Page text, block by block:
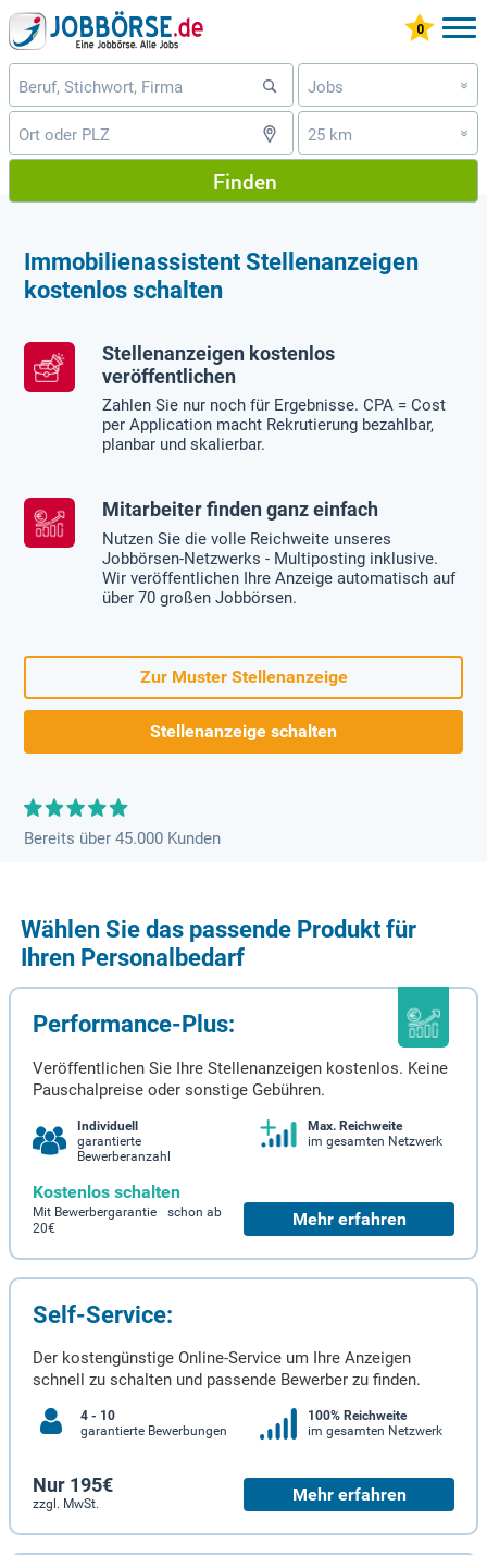
Jobs »
25 km »
Finden
Immobilienassistent Stellenanzeigen
kostenlos schalten
Stellenanzeigen kostenlos
veröffentlichen
Zahlen Sie nur noch für Ergebnisse. CPA = Cost
per Application macht Rekrutierung bezahlbar,
planbar und skalierbar.
Mitarbeiter finden ganz einfach
Nutzen Sie die volle Reichweite unseres
Jobbörsen-Netzwerks - Multiposting inklusive.
Wir veröffentlichen Ihre Anzeige automatisch auf
über 70 großen Jobbörsen.
Zur Muster Stellenanzeige
Stellenanzeige schalten
Bereits über 45.000 Kunden
Wählen Sie das passende Produkt für
Ihren Personalbedarf
Performance-Plus:
Veröffentlichen Sie Ihre Stellenanzeigen kostenlos. Keine
Pauschalpreise oder sonstige Gebühren.
Individuell
garantierte
Bewerberanzahl
Max. Reichweite
im gesamten Netzwerk
Kostenlos schalten
Mit Bewerbergarantie schon ab
20€
Mehr erfahren
Self-Service:
Der kostengünstige Online-Service um Ihre Anzeigen
schnell zu schalten und passende Bewerber zu finden.
4 - 10
garantierte Bewerbungen
100% Reichweite
im gesamten Netzwerk
Nur 195€
zzgl. MwSt. Mehr erfahren